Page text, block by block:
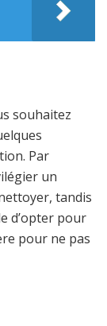
souhaitez
Par
un
tandis
d’opter pour
pour ne pas